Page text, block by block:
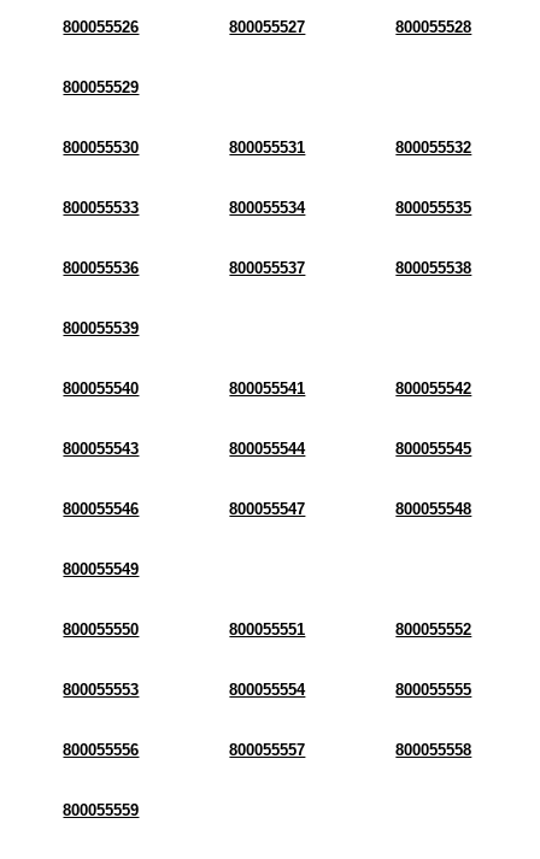
800055526 800055527 800055528
800055529
800055530 800055531 800055532
800055533 800055534 800055535
800055536 800055537 800055538
800055539
800055540 800055541 800055542
800055543 800055544 800055545
800055546 800055547 800055548
800055549
800055550 800055551 800055552
800055553 800055554 800055555
800055556 800055557 800055558
800055559